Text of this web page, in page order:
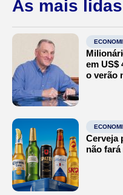
As mais lidas
em US$
o verão
Cerveja
não